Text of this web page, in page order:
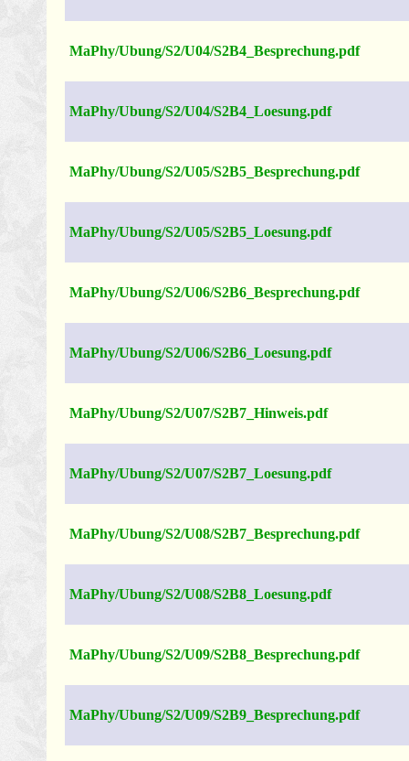
MaPhy/Ubung/S2/U04/S2B4_Besprechung.pdf
MaPhy/Ubung/S2/U04/S2B4_Loesung.pdf
MaPhy/Ubung/S2/U05/S2B5_Besprechung.pdf
MaPhy/Ubung/S2/U05/S2B5_Loesung.pdf
MaPhy/Ubung/S2/U06/S2B6_Besprechung.pdf
MaPhy/Ubung/S2/U06/S2B6_Loesung.pdf
MaPhy/Ubung/S2/U07/S2B7_Hinweis.pdf
MaPhy/Ubung/S2/U07/S2B7_Loesung.pdf
MaPhy/Ubung/S2/U08/S2B7_Besprechung.pdf
MaPhy/Ubung/S2/U08/S2B8_Loesung.pdf
MaPhy/Ubung/S2/U09/S2B8_Besprechung.pdf
MaPhy/Ubung/S2/U09/S2B9_Besprechung.pdf